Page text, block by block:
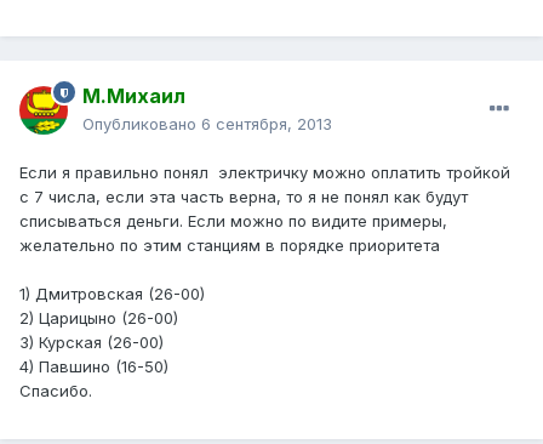
М.Михаил
Опубликовано 6 сентября, 2013
Если я правильно понял электричку можно оплатить тройкой
с 7 числа, если эта часть верна, то я не понял как будут
списываться деньги. Если можно по видите примеры,
желательно по этим станциям в порядке приоритета
1) Дмитровская (26-00)
2) Царицыно (26-00)
3) Курская (26-00)
4) Павшино (16-50)
Спасибо.